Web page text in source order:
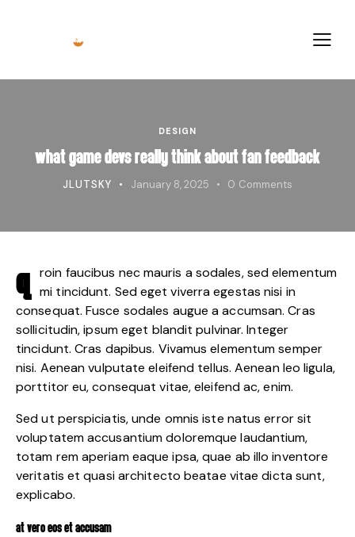
DESIGN
WHAT GAME DEVS REALLY THINK ABOUT FAN FEEDBACK
JLUTSKY January 8, 2025 0 Comments
Q
roin faucibus nec mauris a sodales, sed elementum
mi tincidunt. Sed eget viverra egestas nisi in
consequat. Fusce sodales augue a accumsan. Cras
sollicitudin, ipsum eget blandit pulvinar. Integer
tincidunt. Cras dapibus. Vivamus elementum semper
nisi. Aenean vulputate eleifend tellus. Aenean leo ligula,
porttitor eu, consequat vitae, eleifend ac, enim.
Sed ut perspiciatis, unde omnis iste natus error sit
voluptatem accusantium doloremque laudantium,
totam rem aperiam eaque ipsa, quae ab illo inventore
veritatis et quasi architecto beatae vitae dicta sunt,
explicabo.
AT VERO EOS ET ACCUSAM